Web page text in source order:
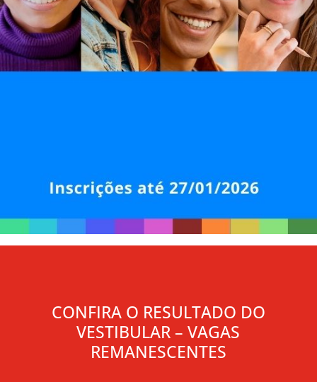
CONFIRA O RESULTADO DO
VESTIBULAR – VAGAS
REMANESCENTES